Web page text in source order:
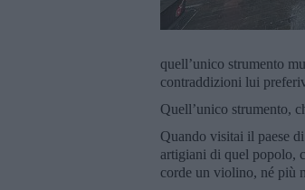
quell’unico strumento
contraddizioni lui
Quell’unico strumento,
Quando visitai il paese
artigiani di quel popolo,
corde un violino, né più